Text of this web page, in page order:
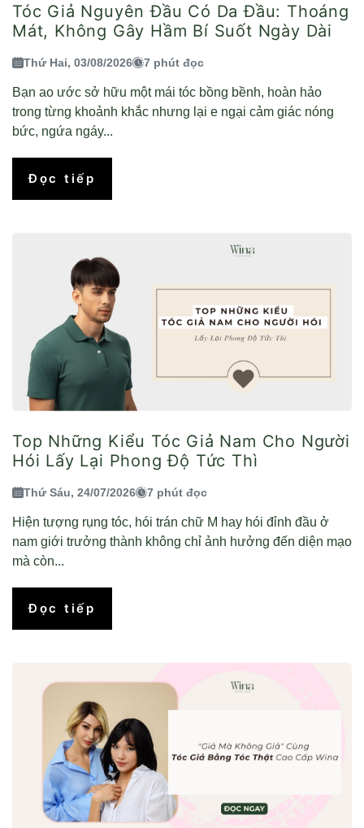
Tóc Giả Nguyên Đầu Có Da Đầu: Thoáng
Mát, Không Gây Hầm Bí Suốt Ngày Dài
Thứ Hai, 03/08/2026 7 phút đọc
Bạn ao ước sở hữu một mái tóc bồng bềnh, hoàn hảo
trong từng khoảnh khắc nhưng lại e ngại cảm giác nóng
bức, ngứa ngáy...
Đọc tiếp
Top Những Kiểu Tóc Giả Nam Cho Người
Hói Lấy Lại Phong Độ Tức Thì
Thứ Sáu, 24/07/2026 7 phút đọc
Hiện tượng rụng tóc, hói trán chữ M hay hói đỉnh đầu ở
nam giới trưởng thành không chỉ ảnh hưởng đến diện mạo
mà còn...
Đọc tiếp